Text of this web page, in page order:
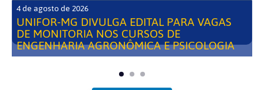
4 de agosto de 2026
UNIFOR-MG DIVULGA EDITAL PARA VAGAS
DE MONITORIA NOS CURSOS DE
ENGENHARIA AGRONÔMICA E PSICOLOGIA